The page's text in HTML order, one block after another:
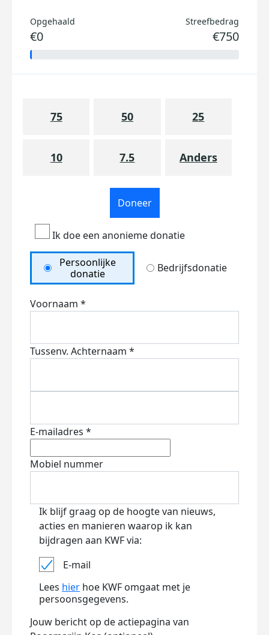
Opgehaald
€0
Streefbedrag
€750
75 50 25
10 7.5 Anders
Doneer
Ik doe een anonieme donatie
Persoonlijke
donatie
Bedrijfsdonatie
Voornaam *
Tussenv. Achternaam *
E-mailadres *
Mobiel nummer
Ik blijf graag op de hoogte van nieuws,
acties en manieren waarop ik kan
bijdragen aan KWF via:
E-mail
Lees hier hoe KWF omgaat met je
persoonsgegevens.
Jouw bericht op de actiepagina van